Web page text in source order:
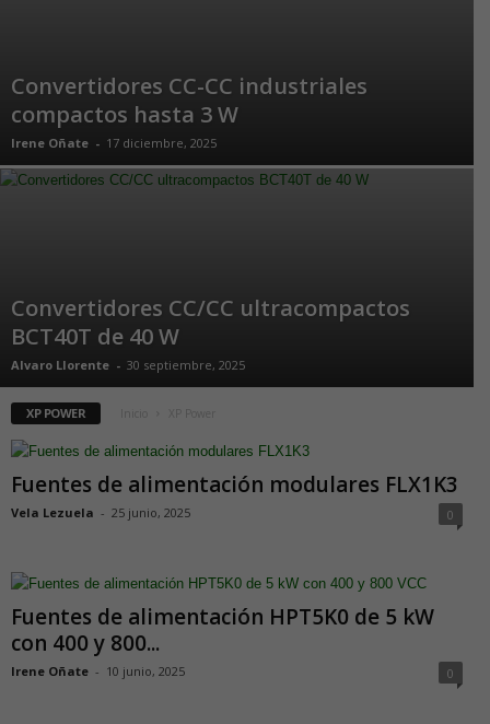
Convertidores CC-CC industriales
compactos hasta 3 W
Irene Oñate - 17 diciembre, 2025
Convertidores CC/CC ultracompactos
BCT40T de 40 W
Alvaro Llorente - 30 septiembre, 2025
XP POWER
Fuentes de alimentación modulares FLX1K3
Vela Lezuela - 25 junio, 2025 0
Fuentes de alimentación HPT5K0 de 5 kW
con 400 y 800...
Irene Oñate - 10 junio, 2025 0